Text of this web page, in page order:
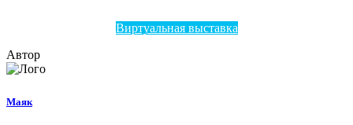
Виртуальная выставка
Автор
Маяк